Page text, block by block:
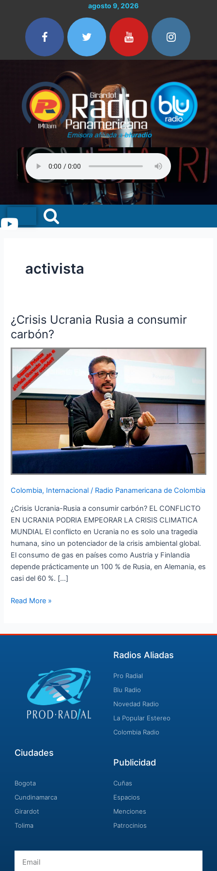
contenido
agosto 9, 2026
Menu
activista
¿Crisis Ucrania Rusia a consumir
carbón?
Colombia, Internacional / Radio Panamericana de Colombia
¿Crisis Ucrania-Rusia a consumir carbón? EL CONFLICTO
EN UCRANIA PODRIA EMPEORAR LA CRISIS CLIMATICA
MUNDIAL El conflicto en Ucrania no es solo una tragedia
humana, sino un potenciador de la crisis ambiental global.
El consumo de gas en países como Austria y Finlandia
depende prácticamente un 100 % de Rusia, en Alemania, es
casi del 60 %. […]
¿Crisis
Ucrania
Rusia
consumir
carbón?
Read More »
Radios Aliadas
Pro Radial
Blu Radio
Novedad Radio
La Popular Estereo
Colombia Radio
Ciudades
Bogota
Cundinamarca
Girardot
Tolima
Publicidad
Cuñas
Espacios
Menciones
Patrocinios